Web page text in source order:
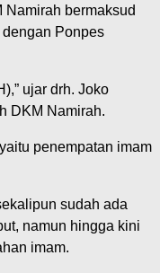
Namirah bermaksud
Ponpes
ujar drh. Joko
DKM Namirah.
penempatan imam
sudah ada
namun hingga kini
imam.